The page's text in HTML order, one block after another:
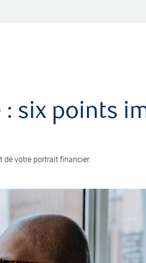
six points
de votre portrait financier.